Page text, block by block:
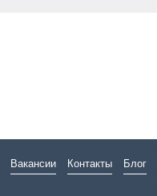
Вакансии Контакты Блог